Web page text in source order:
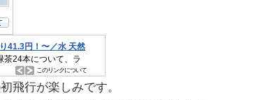
飛行が楽しみです。